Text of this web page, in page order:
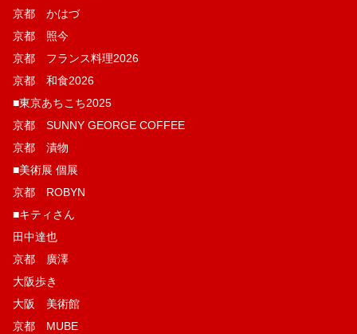
京都 かはづ
京都 照今
京都 フランス料理2026
京都 和食2026
■東京あちこち2025
京都 SUNNY GEORGE COFFEE
京都 漬物
■美術展 個展
京都 ROBYN
■キティさん
田中達也
京都 廣澤
大阪歩き
大阪 美術館
京都 MUBE